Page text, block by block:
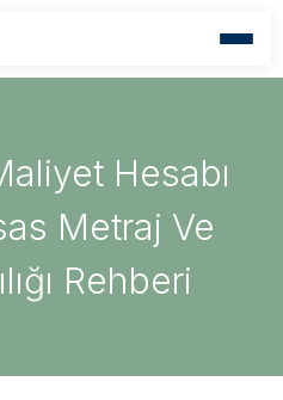
Hesabı
Metraj Ve
Rehberi